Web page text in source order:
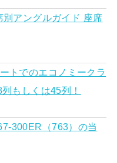
アングルガイド 座席
トでのエコノミークラ
もしくは45列！
300ER（763）の当